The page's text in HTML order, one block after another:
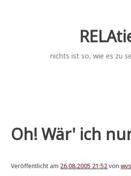
nichts ist so, wie es zu
Oh! Wär' ich
Veröffentlicht am 26.08.2005 21:52vonwvs